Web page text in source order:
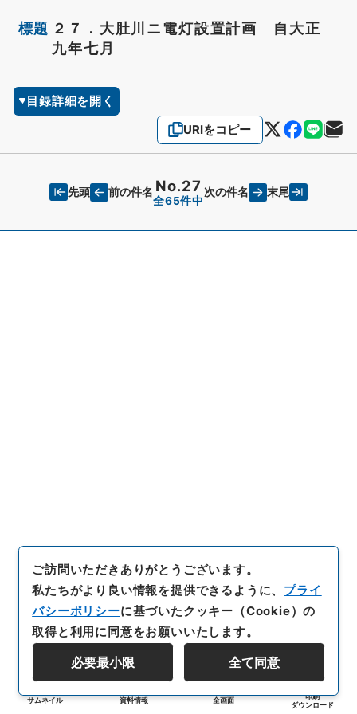
標題 ２７．大肚川ニ電灯設置計画 自大正
九年七月
目録詳細を開く
URIをコピー
先頭 前の件名 No.27
全65件中
次の件名 末尾
サムネイル 資料情報 全画面
印刷
ダウンロード
ご訪問いただきありがとうございます。
私たちがより良い情報を提供できるように、 プライ
バシーポリシーに基づいたクッキー（Cookie）の
取得と利用に同意をお願いいたします。
必要最小限 全て同意